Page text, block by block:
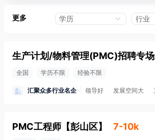
更多 学历 行业
生产计划/物料管理(PMC)招聘专
全国 学历不限 经验不限
汇聚众多行业名企 领导好 发展空间大
PMC工程师 【彭山区】 7-10k